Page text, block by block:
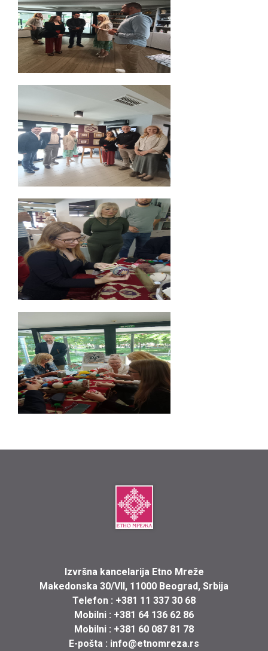
Izvršna kancelarija Etno Mreže
Makedonska 30/VII, 11000 Beograd, Srbija
Telefon : +381 11 337 30 68
Mobilni : +381 64 136 62 86
Mobilni : +381 60 087 81 78
E-pošta : info@etnomreza.rs